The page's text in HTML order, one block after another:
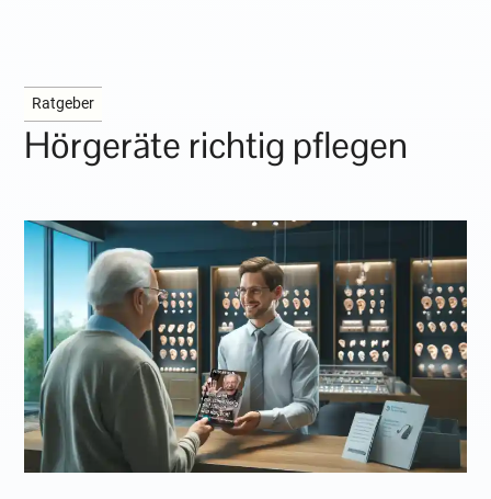
Ratgeber
Hörgeräte richtig pflegen